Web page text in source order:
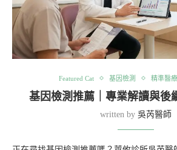
Featured Cat 基因檢測 精準醫療
基因檢測推薦｜專業解讀與後
written by 吳芮醫師